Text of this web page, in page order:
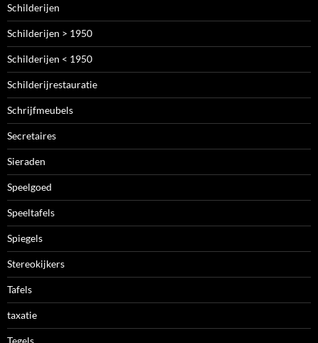
Schilderijen
Schilderijen > 1950
Schilderijen < 1950
Schilderijrestauratie
Schrijfmeubels
Secretaires
Sieraden
Speelgoed
Speeltafels
Spiegels
Stereokijkers
Tafels
taxatie
Tegels